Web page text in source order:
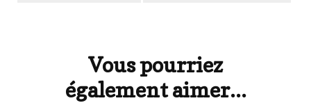
Vous pourriez
également aimer...